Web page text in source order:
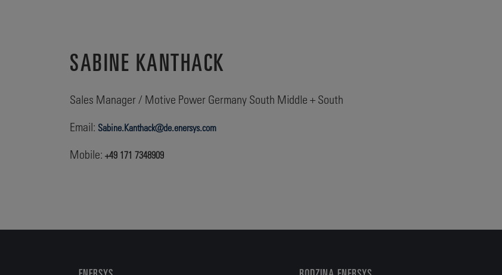
SABINE KANTHACK
Sales Manager / Motive Power Germany South Middle + South
Email: Sabine.Kanthack@de.enersys.com
Mobile: +49 171 7348909